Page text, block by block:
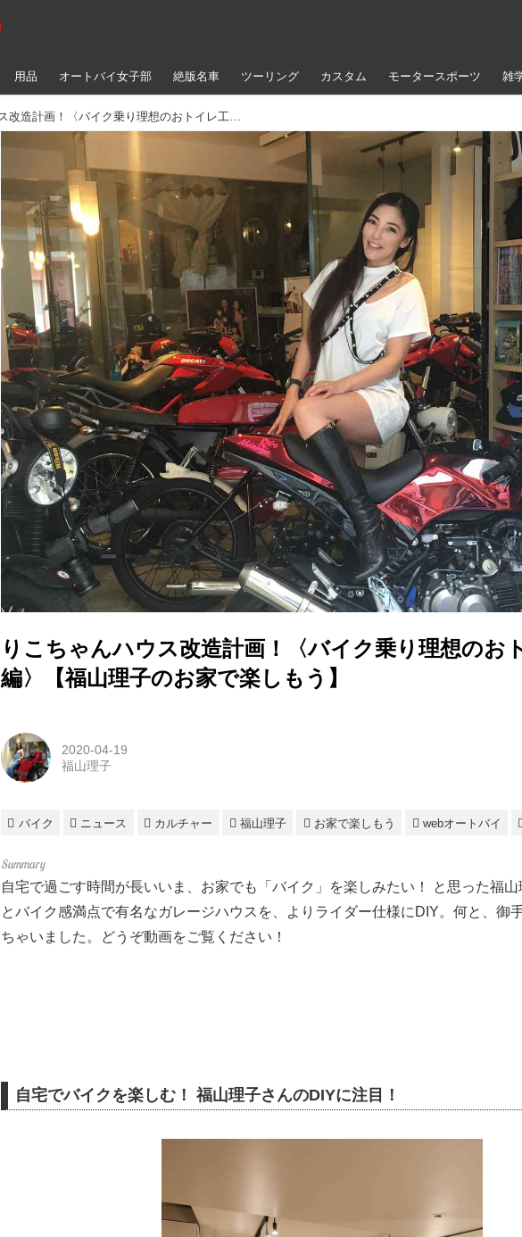
用品 オートバイ女子部 絶版名車 ツーリング カスタム モータースポーツ 雑
りこちゃんハウス改造計画！〈バイク乗り理想のおトイレ工作編〉【福山理子のお家で楽しもう】
りこちゃんハウス改造計画！〈バイク乗り理想のお
編〉【福山理子のお家で楽しもう】
2020-04-19
福山理子
バイク ニュース カルチャー 福山理子 お家で楽しもう webオートバイ
自宅で過ごす時間が長いいま、お家でも「バイク」を楽しみたい！ と思った福
とバイク感満点で有名なガレージハウスを、よりライダー仕様にDIY。何と、御
ちゃいました。どうぞ動画をご覧ください！
自宅でバイクを楽しむ！ 福山理子さんのDIYに注目！